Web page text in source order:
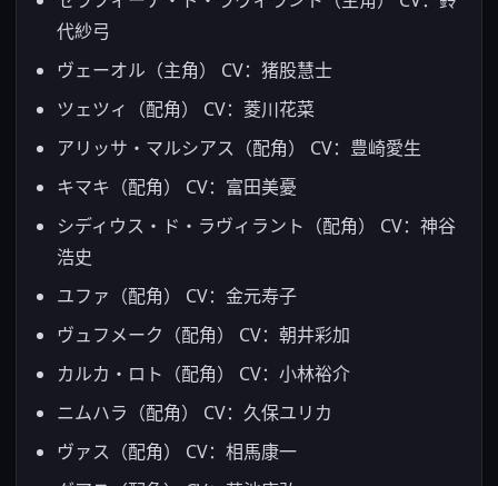
代紗弓
ヴェーオル（主角） CV：猪股慧士
ツェツィ（配角） CV：菱川花菜
アリッサ・マルシアス（配角） CV：豊崎愛生
キマキ（配角） CV：富田美憂
シディウス・ド・ラヴィラント（配角） CV：神谷
浩史
ユファ（配角） CV：金元寿子
ヴュフメーク（配角） CV：朝井彩加
カルカ・ロト（配角） CV：小林裕介
ニムハラ（配角） CV：久保ユリカ
ヴァス（配角） CV：相馬康一